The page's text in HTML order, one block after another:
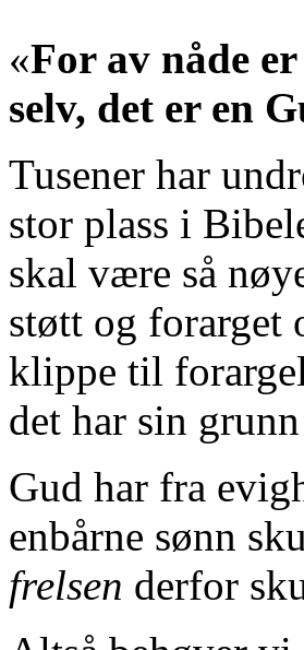
«For av nåde
selv, det er en
Tusener har
stor plass i
skal være så
støtt og forarget
klippe til
det har sin
Gud har fra
enbårne sønn
frelsen derfor